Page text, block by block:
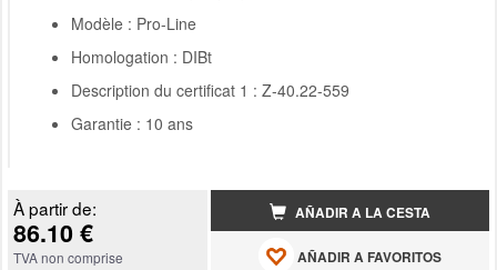
Modèle : Pro-Line
Homologation : DIBt
Description du certificat 1 : Z-40.22-559
Garantie : 10 ans
À partir de:
86.10 €
TVA non comprise
AÑADIR A LA CESTA
AÑADIR A FAVORITOS